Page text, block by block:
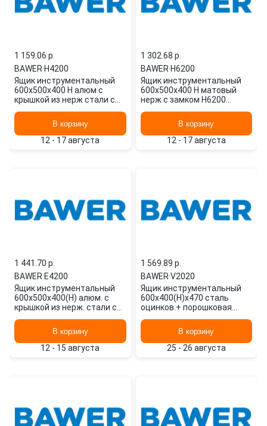
1 159.06 p.
BAWER·H4200
Ящик инструментальный
600х500х400 H алюм с
крышкой из нерж стали с
В корзину
12 - 17 августа
1 302.68 p.
BAWER·H6200
Ящик инструментальный
600х500х400 H матовый
нерж с замком H6200
В корзину
12 - 17 августа
1 441.70 p.
BAWER·E4200
Ящик инструментальный
600х500х400(H) алюм. с
крышкой из нерж. стали с
В корзину
12 - 15 августа
1 569.89 p.
BAWER·V2020
Ящик инструментальный
600х400(H)х470 сталь
оцинков.+ порошковая
V2020 BAWERВ корзину
25 - 26 августа